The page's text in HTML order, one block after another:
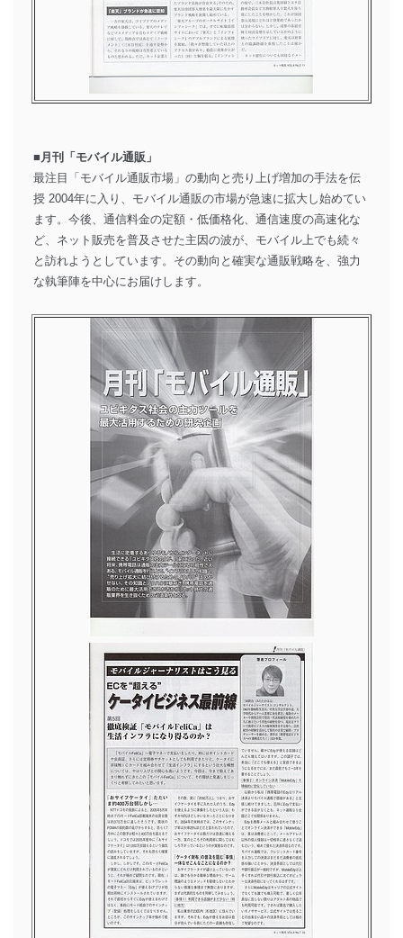
■月刊「モバイル通販」
最注目「モバイル通販市場」の動向と売り上げ増加の手法を伝
授 2004年に入り、モバイル通販の市場が急速に拡大し始めてい
ます。今後、通信料金の定額・低価格化、通信速度の高速化な
ど、ネット販売を普及させた主因の波が、モバイル上でも続々
と訪れようとしています。その動向と確実な通販戦略を、強力
な執筆陣を中心にお届けします。